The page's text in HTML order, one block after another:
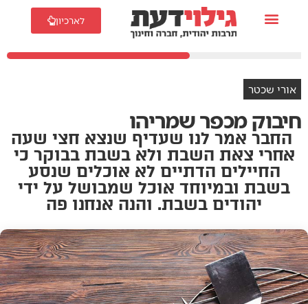
לארכיון
אורי שכטר
חיבוק מכפר שמריהו
החבר אמר לנו שעדיף שנצא חצי שעה
אחרי צאת השבת ולא בשבת בבוקר כי
החיילים הדתיים לא אוכלים שנסע
בשבת ובמיוחד אוכל שמבושל על ידי
יהודים בשבת. והנה אנחנו פה